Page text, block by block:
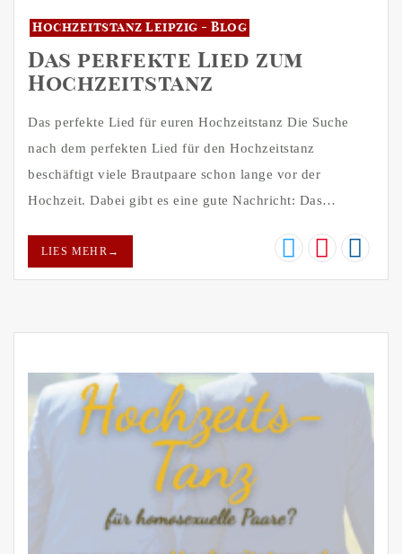
Hochzeitstanz Leipzig - Blog
Das perfekte Lied zum
Hochzeitstanz
Das perfekte Lied für euren Hochzeitstanz Die Suche
nach dem perfekten Lied für den Hochzeitstanz
beschäftigt viele Brautpaare schon lange vor der
Hochzeit. Dabei gibt es eine gute Nachricht: Das…
LIES MEHR →